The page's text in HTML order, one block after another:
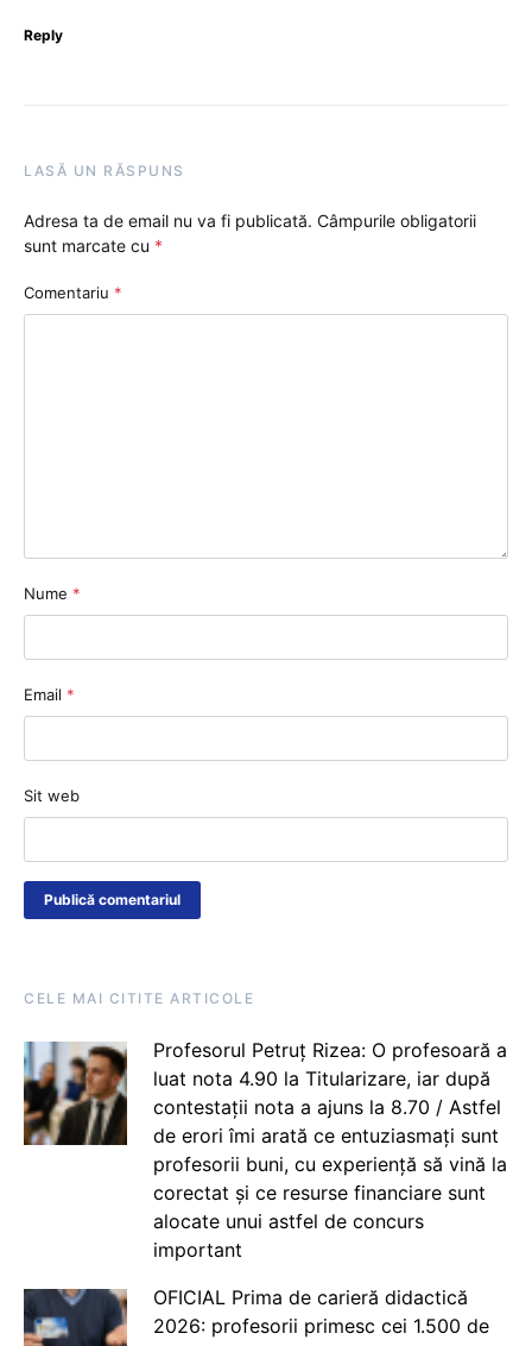
Reply
LASĂ UN RĂSPUNS
Adresa ta de email nu va fi publicată. Câmpurile obligatorii
sunt marcate cu *
Comentariu *
Nume *
Email *
Sit web
CELE MAI CITITE ARTICOLE
Profesorul Petruț Rizea: O profesoară a
luat nota 4.90 la Titularizare, iar după
contestații nota a ajuns la 8.70 / Astfel
de erori îmi arată ce entuziasmați sunt
profesorii buni, cu experiență să vină la
corectat și ce resurse financiare sunt
alocate unui astfel de concurs
important
OFICIAL Prima de carieră didactică
2026: profesorii primesc cei 1.500 de